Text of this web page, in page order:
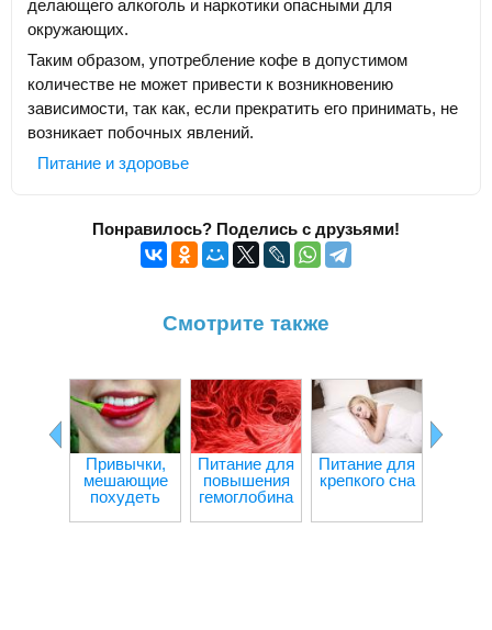
делающего алкоголь и наркотики опасными для
окружающих.
Таким образом, употребление кофе в допустимом
количестве не может привести к возникновению
зависимости, так как, если прекратить его принимать, не
возникает побочных явлений.
Питание и здоровье
Понравилось? Поделись с друзьями!
Смотрите также
Привычки,
мешающие
похудеть
Питание для
повышения
гемоглобина
Питание для
крепкого сна